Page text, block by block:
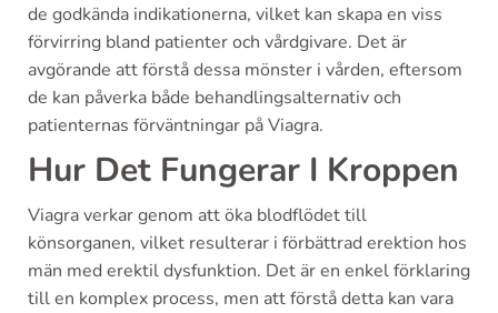
de godkända indikationerna, vilket kan skapa en viss
förvirring bland patienter och vårdgivare. Det är
avgörande att förstå dessa mönster i vården, eftersom
de kan påverka både behandlingsalternativ och
patienternas förväntningar på Viagra.
Hur Det Fungerar I Kroppen
Viagra verkar genom att öka blodflödet till
könsorganen, vilket resulterar i förbättrad erektion hos
män med erektil dysfunktion. Det är en enkel förklaring
till en komplex process, men att förstå detta kan vara